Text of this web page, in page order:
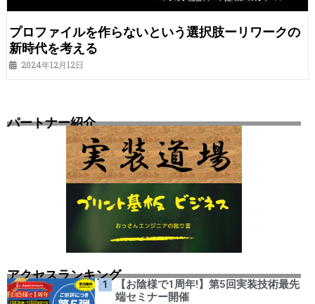
プロファイルを作らないという選択肢ーリワークの
新時代を考える
2024年12月12日
パートナー紹介
アクセスランキング
【お陰様で1周年!】第5回実装技術最先
端セミナー開催